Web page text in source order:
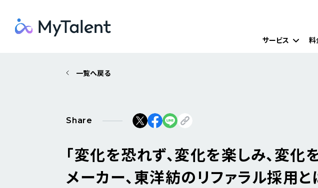
サービス 料
一覧へ戻る
Share
「変化を恐れず、変化を楽しみ、変化を
メーカー、東洋紡のリファラル採用と